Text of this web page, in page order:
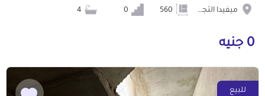
ميفيدا التجمع الخامس
0 جنيه
للبيع